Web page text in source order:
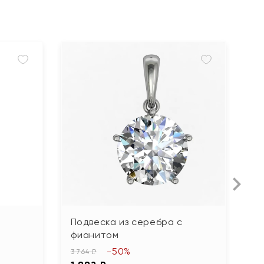
Подвеска из серебра с
фианитом
3 764 ₽ -50%